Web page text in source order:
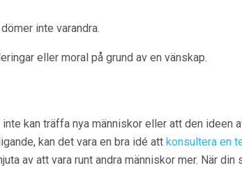
inte varandra.
eller moral på grund av en vänskap.
kan träffa nya människor eller att den ideen
kan det vara en bra idé att konsultera en
av att vara runt andra människor mer. När din